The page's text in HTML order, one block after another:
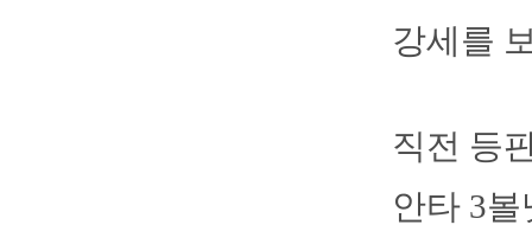
강세를
직전 등
안타 3